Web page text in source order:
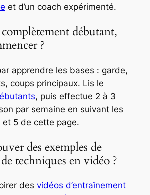
et d’un coach expérimenté.
complètement débutant,
?
apprendre les bases : garde,
coups principaux. Lis le
, puis effectue 2 à 3
par semaine en suivant les
et 5 de cette page.
des exemples de
techniques en vidéo ?
des vidéos d’entraînement